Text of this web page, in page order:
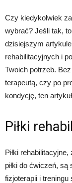
Czy kiedykolwiek
wybrać? Jeśli tak,
dzisiejszym
rehabilitacyjnych i
Twoich potrzeb.
terapeutą, czy po
kondycję, ten
Piłki
Piłki
piłki do ćwiczeń,
fizjoterapii i